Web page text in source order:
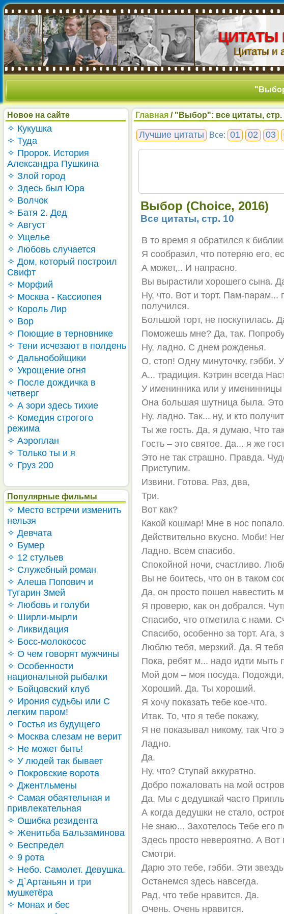
Цитаты и
Новое на сайте
✧ Кукушка
✧ Туда
✧ Пророк. История
Александра Пушкина
✧ Злой город
✧ Здесь был Юра
✧ Волчок
✧ Батя 2. Дед
✧ Август
✧ Ущелье
✧ Любовь случается
✧ Дом, который построил
Свифт
✧ Морфий
✧ Москва - Кассиопея
✧ Король Лир
✧ Вор
✧ Поющие в терновнике
✧ Тени исчезают в полдень
✧ Дальнобойщики
✧ Укрощение огня
✧ После дождичка в
четверг
✧ А зори здесь тихие
✧ Комедия строгого
режима
✧ Аэроплан
✧ Только ты и я
✧ Груз 200
Популярные фильмы
✧ Место встречи изменить
нельзя
✧ Девчата
✧ Бумер
✧ 12 стульев
✧ Служебный роман
✧ Алеша Попович и
Тугарин Змей
✧ Любовь и голуби
✧ Ширли-мырли
✧ Ликвидация
✧ Босс-молокосос
✧ О чем говорят мужчины
✧ Особенности
национальной рыбалки
✧ Бойцовский клуб
✧ Ирония судьбы или С
легким паром!
✧ Гостья из будущего
✧ Москва слезам не верит
✧ Не может быть!
✧ У людей так бывает
✧ Покровские ворота
✧ Джентльмены
✧ Самая обаятельная и
привлекательная
✧ Ошибка резидента
✧ Женитьба Бальзаминова
✧ Беспредел
✧ 9 рота
✧ Небо. Самолет. Девушка.
✧ Д`Артаньян и три
мушкетёра
✧ Монах и бес
Главная / "Выбор": все цитаты, стр.
Лучшие цитаты Все: 01 02 03
Выбор (Choice, 2016)
Все цитаты, стр. 10
В то время я обратился к
Я сообразил, что потеряю его,
А может,.. И напрасно.
Вы вырастили хорошего сына.
Ну, что. Вот и торт. Пам-
получился.
Большой торт, не поскупилась.
Поможешь мне? Да, так.
Ну, ладно. С днем рожденья.
О, стоп! Одну минуточку, гэбби.
А... традиция. Кэтрин всегда
У именинника или у
Она большая шутница была. Это
Ну, ладно. Так... ну, и кто
Ты же гость. Да, я думаю, Что
Гость – это святое. Да... я же
Это не так страшно. Правда.
Приступим.
Извини. Готова. Раз, два,
Три.
Вот как?
Какой кошмар! Мне в нос
Действительно вкусно. Моби!
Ладно. Всем спасибо.
Спокойной ночи, счастливо.
Вы не боитесь, что он в таком
Да, он просто пошел навестить
Я проверю, как он добрался.
Спасибо, что отметила с нами.
Спасибо, особенно за торт. Ага,
Люблю тебя, мерзкий. Да. Я
Пока, ребят м... надо идти мыть
Мой дом – моя посуда.
Хороший. Да. Ты хороший.
Я хочу показать тебе кое-что.
Итак. То, что я тебе покажу,
Я не показывал никому, так Что
Ладно.
Да.
Ну, что? Ступай аккуратно.
Добро пожаловать на мой
Да. Мы с дедушкай часто
А когда дедушки не стало,
Не знаю... Захотелось Тебе его
Здесь просто невероятно. А
Смотри.
Дарю это тебе, гэбби. Эти
Останемся здесь навсегда.
Рад, что тебе нравится. Да.
Очень. Очень нравится.